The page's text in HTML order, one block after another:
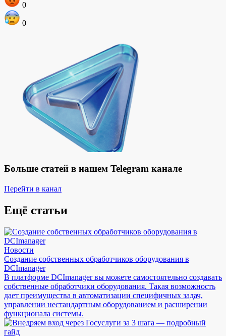
0
0
Больше статей в нашем Telegram канале
Перейти в канал
Ещё статьи
Новости
Создание собственных обработчиков оборудования в
DCImanager
В платформе DCImanager вы можете самостоятельно создавать
собственные обработчики оборудования. Такая возможность
дает преимущества в автоматизации специфичных задач,
управлении нестандартным оборудованием и расширении
функционала системы.